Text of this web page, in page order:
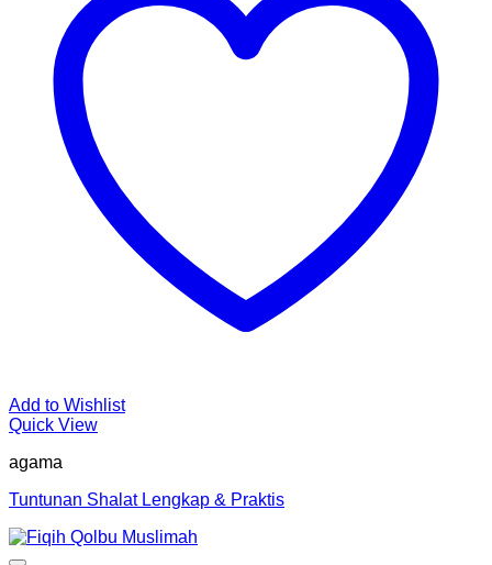
Add to Wishlist
Quick View
agama
Tuntunan Shalat Lengkap & Praktis